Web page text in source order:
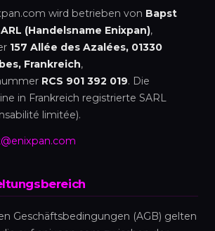
wird betrieben von Bapst
(Handelsname Enixpan),
157 Allée des Azalées, 01330
Frankreich,
RCS 901 392 019. Die
in Frankreich registrierte SARL
limitée).
Geschäftsbedingungen (AGB) gelten